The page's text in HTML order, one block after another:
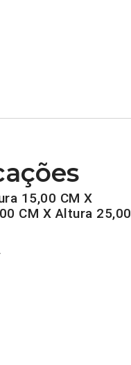
15,00 CM X
CM X Altura 25,00